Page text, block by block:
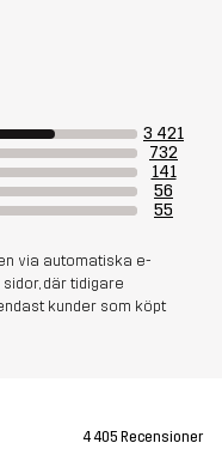
3 421
732
141
56
55
via automatiska e-
där tidigare
kunder som köpt
4 405 Recensioner